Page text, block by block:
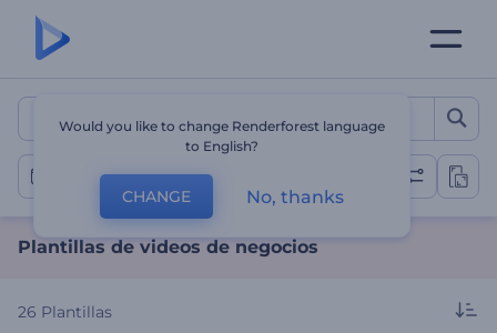
Plantillas de videos de
Videos de negocios
Plantillas de videos de negocios
26 Plantillas
Would you like to change Renderforest language
to English?
CHANGE No, thanks